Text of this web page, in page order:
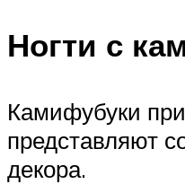
Ногти с
Камифубуки
представляют
декора.